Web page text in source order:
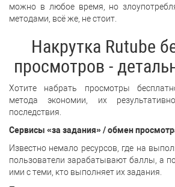
можно в любое время, но
методами, всё же, не стоит.
Накрутка Rutube
просмотров -
Хотите набрать просмотры
метода экономии, их
последствия.
Сервисы «за задания» / обмен
Известно немало ресурсов, где на
пользователи зарабатывают баллы, а
ими с теми, кто выполняет их задания.